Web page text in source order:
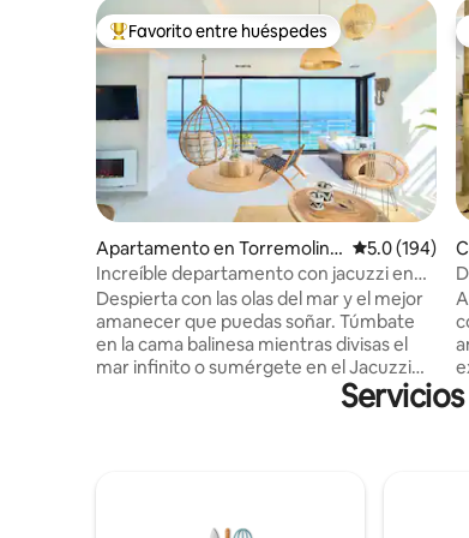
Favorito entre huéspedes preferido
Favorito entre huéspedes
Apartamento en Torremolino
s
Calificación
5.0 (194)
Increíble departamento con jacuzzi en
Savanna Beach
Despierta con las olas del mar y el mejor
amanecer que puedas soñar. Túmbate
en la cama balinesa mientras divisas el
mar infinito o sumérgete en el Jacuzzi
climatizado mientras te tomas una copa
de cava. El Savanna Beach está pensado
todo lujo de detalles. Decorado en un